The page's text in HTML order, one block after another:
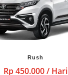
Rush
Rp 450.000 / Hari